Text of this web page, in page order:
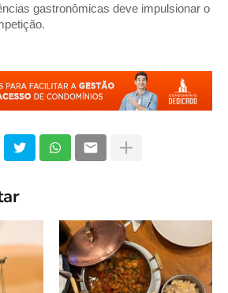
gastronômicas deve impulsionar o